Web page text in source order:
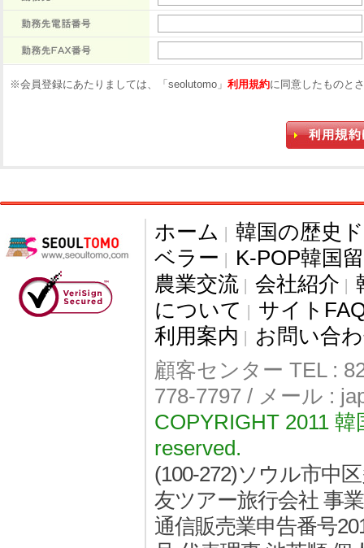
※会員登録にあたりましては、「seolutomo」 利用規約に同意したものと
ホーム | 韓国の歴史
ベラー | K-POP韓国
農業交流 | 会社紹介 |
について | サイト
利用案内 | お問い合
顧客センター TEL :
778-7797 / メール :
COPYRIGHT 2011
reserved.
(100-272)ソウル市中
友ツアー旅行会社 事
通信販売業申告番号